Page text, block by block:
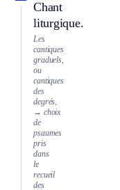
Chant
liturgique.
Les
cantiques
graduels,
ou
cantiques
des
degrés,
→ choix
de
psaumes
pris
dans
le
recueil
des